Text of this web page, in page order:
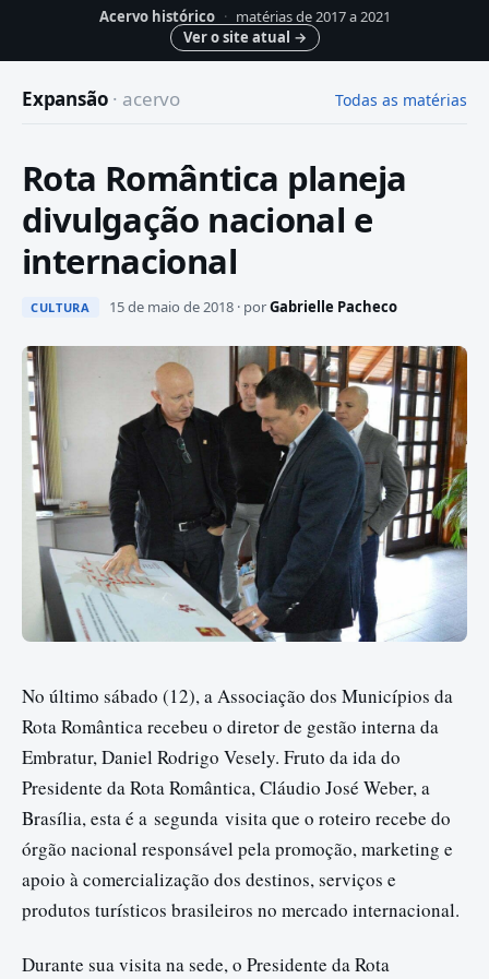
Acervo histórico · matérias de 2017 a 2021
Ver o site atual →
Expansão · acervo Todas as matérias
Rota Romântica planeja
divulgação nacional e
internacional
CULTURA 15 de maio de 2018 · porGabrielle Pacheco
No último sábado (12), a Associação dos Municípios da
Rota Romântica recebeu o diretor de gestão interna da
Embratur, Daniel Rodrigo Vesely. Fruto da ida do
Presidente da Rota Romântica, Cláudio José Weber, a
Brasília, esta é a segunda visita que o roteiro recebe do
órgão nacional responsável pela promoção, marketing e
apoio à comercialização dos destinos, serviços e
produtos turísticos brasileiros no mercado internacional.
Durante sua visita na sede, o Presidente da Rota